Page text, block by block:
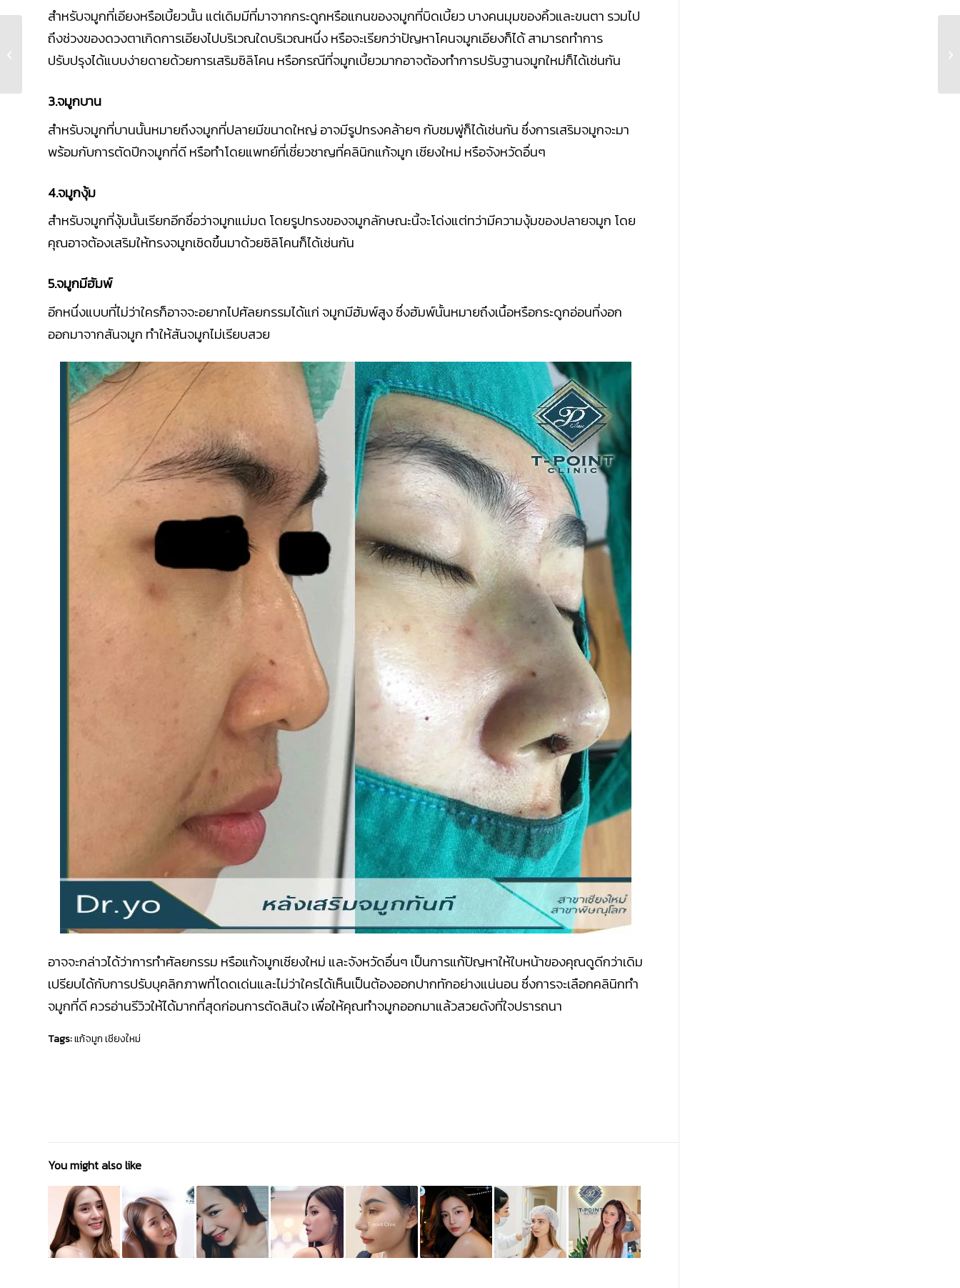
สำหรับจมูกที่เอียงหรือเบี้ยวนั้น แต่เดิมมีที่มาจากกระดูกหรือแกนของจมูกที่บิดเบี้ยว บางคนมุมของคิ้วและขนตา รวมไป
ถึงช่วงของดวงตาเกิดการเอียงไปบริเวณใดบริเวณหนึ่ง หรือจะเรียกว่าปัญหาโคนจมูกเอียงก็ได้ สามารถทำการ
ปรับปรุงได้แบบง่ายดายด้วยการเสริมซิลิโคน หรือกรณีที่จมูกเบี้ยวมากอาจต้องทำการปรับฐานจมูกใหม่ก็ได้เช่นกัน
3.จมูกบาน
สำหรับจมูกที่บานนั้นหมายถึงจมูกที่ปลายมีขนาดใหญ่ อาจมีรูปทรงคล้ายๆ กับชมพู่ก็ได้เช่นกัน ซึ่งการเสริมจมูกจะมา
พร้อมกับการตัดปีกจมูกที่ดี หรือทำโดยแพทย์ที่เชี่ยวชาญที่คลินิกแก้จมูก เชียงใหม่ หรือจังหวัดอื่นๆ
4.จมูกงุ้ม
สำหรับจมูกที่งุ้มนั้นเรียกอีกชื่อว่าจมูกแม่มด โดยรูปทรงของจมูกลักษณะนี้จะโด่งแต่ทว่ามีความงุ้มของปลายจมูก โดย
คุณอาจต้องเสริมให้ทรงจมูกเชิดขึ้นมาด้วยซิลิโคนก็ได้เช่นกัน
5.จมูกมีฮัมพ์
อีกหนึ่งแบบที่ไม่ว่าใครก็อาจจะอยากไปศัลยกรรมได้แก่ จมูกมีฮัมพ์สูง ซึ่งฮัมพ์นั้นหมายถึงเนื้อหรือกระดูกอ่อนที่งอก
ออกมาจากสันจมูก ทำให้สันจมูกไม่เรียบสวย
อาจจะกล่าวได้ว่าการทำศัลยกรรม หรือแก้จมูกเชียงใหม่ และจังหวัดอื่นๆ เป็นการแก้ปัญหาให้ใบหน้าของคุณดูดีกว่าเดิม
เปรียบได้กับการปรับบุคลิกภาพที่โดดเด่นและไม่ว่าใครได้เห็นเป็นต้องออกปากทักอย่างแน่นอน ซึ่งการจะเลือกคลินิกทำ
จมูกที่ดี ควรอ่านรีวิวให้ได้มากที่สุดก่อนการตัดสินใจ เพื่อให้คุณทำจมูกออกมาแล้วสวยดังที่ใจปรารถนา
Tags:แก้จมูก เชียงใหม่
You might also like
ก่อนทำศัลยกรรมจมูก
เชียงใ�...